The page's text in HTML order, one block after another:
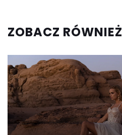
ZOBACZ RÓWNIEŻ